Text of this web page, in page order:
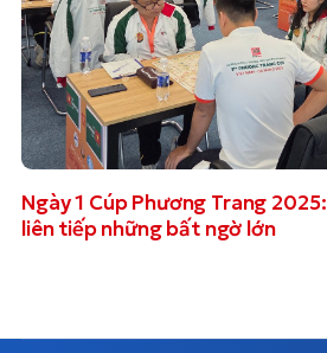
Ngày 1 Cúp Phương Trang
liên tiếp những bất ngờ lớn